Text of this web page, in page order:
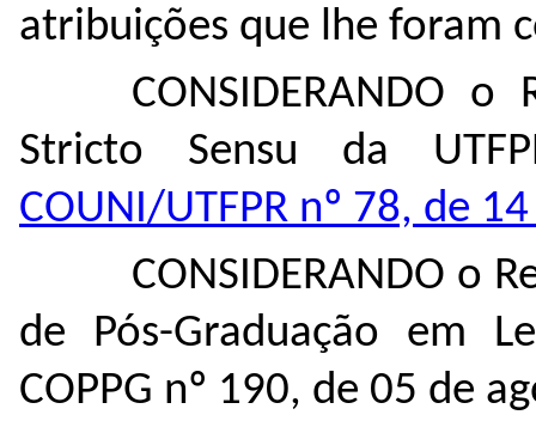
atribuições que lhe foram
CONSIDERANDO o
Stricto Sensu da
COUNI/UTFPR nº 78, de
CONSIDERANDO o
de Pós-Graduação em
COPPG nº 190, de 05 de